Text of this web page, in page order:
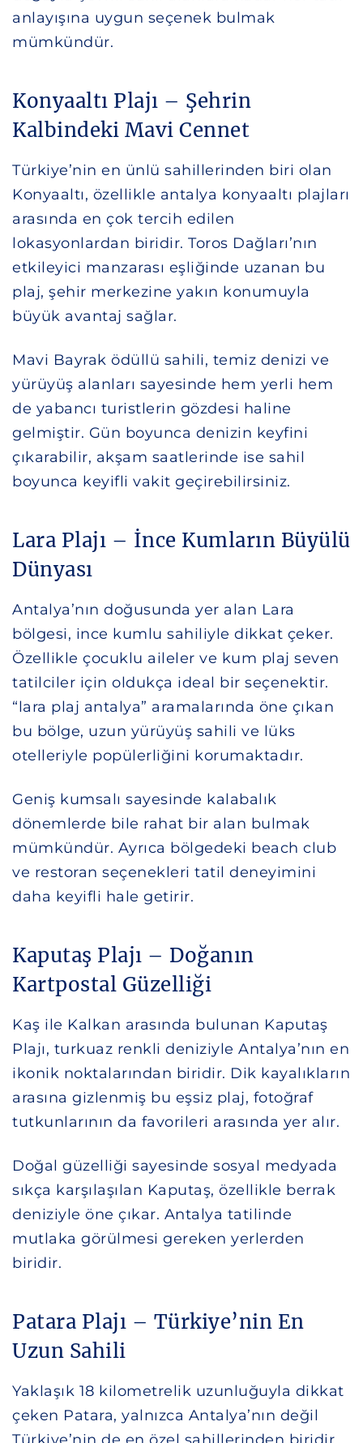
anlayışına uygun seçenek bulmak
mümkündür.
Konyaaltı Plajı – Şehrin
Kalbindeki Mavi Cennet
Türkiye’nin en ünlü sahillerinden biri olan
Konyaaltı, özellikle antalya konyaaltı plajları
arasında en çok tercih edilen
lokasyonlardan biridir. Toros Dağları’nın
etkileyici manzarası eşliğinde uzanan bu
plaj, şehir merkezine yakın konumuyla
büyük avantaj sağlar.
Mavi Bayrak ödüllü sahili, temiz denizi ve
yürüyüş alanları sayesinde hem yerli hem
de yabancı turistlerin gözdesi haline
gelmiştir. Gün boyunca denizin keyfini
çıkarabilir, akşam saatlerinde ise sahil
boyunca keyifli vakit geçirebilirsiniz.
Lara Plajı – İnce Kumların Büyülü
Dünyası
Antalya’nın doğusunda yer alan Lara
bölgesi, ince kumlu sahiliyle dikkat çeker.
Özellikle çocuklu aileler ve kum plaj seven
tatilciler için oldukça ideal bir seçenektir.
“lara plaj antalya” aramalarında öne çıkan
bu bölge, uzun yürüyüş sahili ve lüks
otelleriyle popülerliğini korumaktadır.
Geniş kumsalı sayesinde kalabalık
dönemlerde bile rahat bir alan bulmak
mümkündür. Ayrıca bölgedeki beach club
ve restoran seçenekleri tatil deneyimini
daha keyifli hale getirir.
Kaputaş Plajı – Doğanın
Kartpostal Güzelliği
Kaş ile Kalkan arasında bulunan Kaputaş
Plajı, turkuaz renkli deniziyle Antalya’nın en
ikonik noktalarından biridir. Dik kayalıkların
arasına gizlenmiş bu eşsiz plaj, fotoğraf
tutkunlarının da favorileri arasında yer alır.
Doğal güzelliği sayesinde sosyal medyada
sıkça karşılaşılan Kaputaş, özellikle berrak
deniziyle öne çıkar. Antalya tatilinde
mutlaka görülmesi gereken yerlerden
biridir.
Patara Plajı – Türkiye’nin En
Uzun Sahili
Yaklaşık 18 kilometrelik uzunluğuyla dikkat
çeken Patara, yalnızca Antalya’nın değil